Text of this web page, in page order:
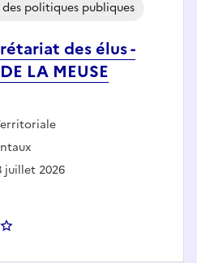
des élus -
LA MEUSE
politiques publiques
juillet 2026
: Assistant du secrétariat des